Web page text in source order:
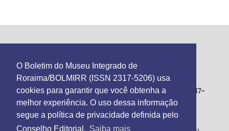
O Boletim do Museu Integrado de
Roraima/BOLMIRR (ISSN 2317-5206) usa
cookies para garantir que você obtenha a
melhor experiência. O uso dessa informação
segue a política de privacidade definida pelo
Conselho Editorial. Saiba mais
This work is licensed under the Creative Commons
Atribuição 4.0 Internacional .
Boletim do Museu Integrado de Roraima - ISSN 2317-
5206
Integrated Museum of Roraima
Av. Brigadeiro Eduardo Gomes, 1128 – Parque Anauá,